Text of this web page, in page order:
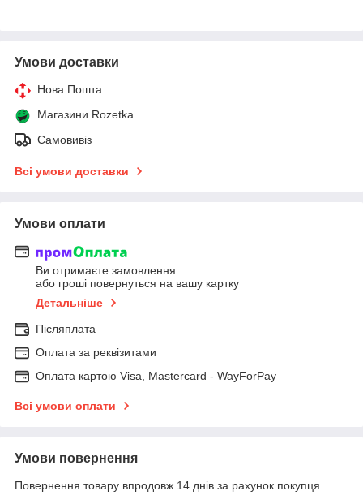
Умови доставки
Нова Пошта
Магазини Rozetka
Самовивіз
Всі умови доставки
Умови оплати
Ви отримаєте замовлення
або гроші повернуться на вашу картку
Детальніше
Післяплата
Оплата за реквізитами
Оплата картою Visa, Mastercard - WayForPay
Всі умови оплати
Умови повернення
Повернення товару впродовж 14 днів за рахунок покупця